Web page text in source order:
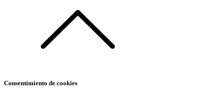
Consentimiento de cookies